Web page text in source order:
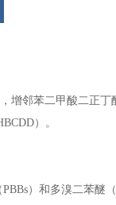
增邻苯二甲酸二正丁
）。
）和多溴二苯醚（